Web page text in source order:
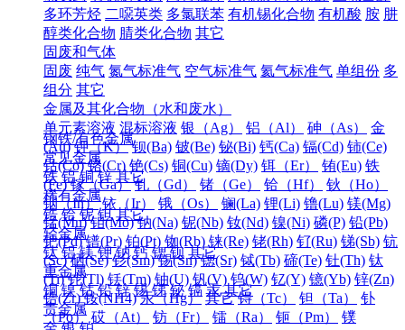
多环芳烃 二噁英类 多氯联苯 有机锡化合物 有机酸 胺 肼
醇类化合物 腈类化合物 其它
固废和气体
固废 纯气 氮气标准气 空气标准气 氦气标准气 单组份 多
组分 其它
金属及其化合物（水和废水）
单元素溶液 混标溶液 银（Ag） 铝（Al） 砷（As）
金
(Au) 钾（K） 钡(Ba) 铍(Be) 铋(Bi) 钙(Ca) 镉(Cd) 铈(Ce)
钴(Co) 铬(Cr) 铯(Cs) 铜(Cu) 镝(Dy) 铒（Er） 铕(Eu) 铁
(Fe) 镓（Ga） 钆（Gd） 锗（Ge） 铪（Hf）
钬（Ho）
铟（In） 铱（Ir） 锇（Os） 镧(La) 锂(Li) 镥(Lu) 镁(Mg)
锰(Mn) 钼(Mo) 钠(Na) 铌(Nb) 钕(Nd) 镍(Ni) 磷(P) 铅(Pb)
钯(Pd) 镨(Pr) 铂(Pt) 铷(Rb) 铼(Re) 铑(Rh) 钌(Ru) 锑(Sb) 钪
(Sc) 硒(Se) 钐(Sm) 锡(Sn) 锶(Sr) 铽(Tb) 碲(Te) 钍(Th) 钛
(Ti) 铊(Tl) 铥(Tm) 铀(U) 钒(V) 钨(W) 钇(Y) 镱(Yb) 锌(Zn)
锆(Zr) 铵(NH4) 汞（Hg） 其它 锝（Tc） 钽（Ta）
钋
（Po） 砹（At） 钫（Fr） 镭（Ra） 钷（Pm）
镤
钢铁/有色金属
常见金属
铁 铝 铜 锌 其它
稀有金属
锆 铪 铌 钽 其它
轻金属
钛 铝 镁 钾 钠 钙 锶 钡 其它
重金属
铜 镍 钴 铅 锌 锡 锑 铋 镉 汞 其它
贵金属